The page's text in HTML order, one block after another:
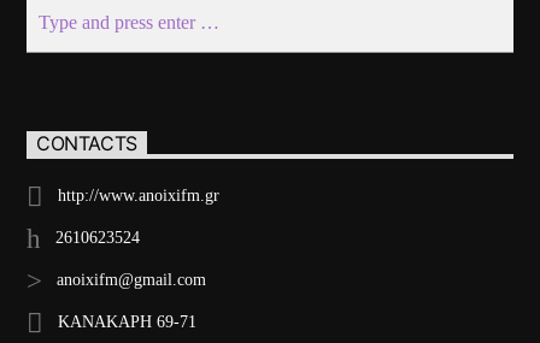
CONTACTS
http://www.anoixifm.gr
2610623524
anoixifm@gmail.com
ΚΑΝΑΚΑΡΗ 69-71